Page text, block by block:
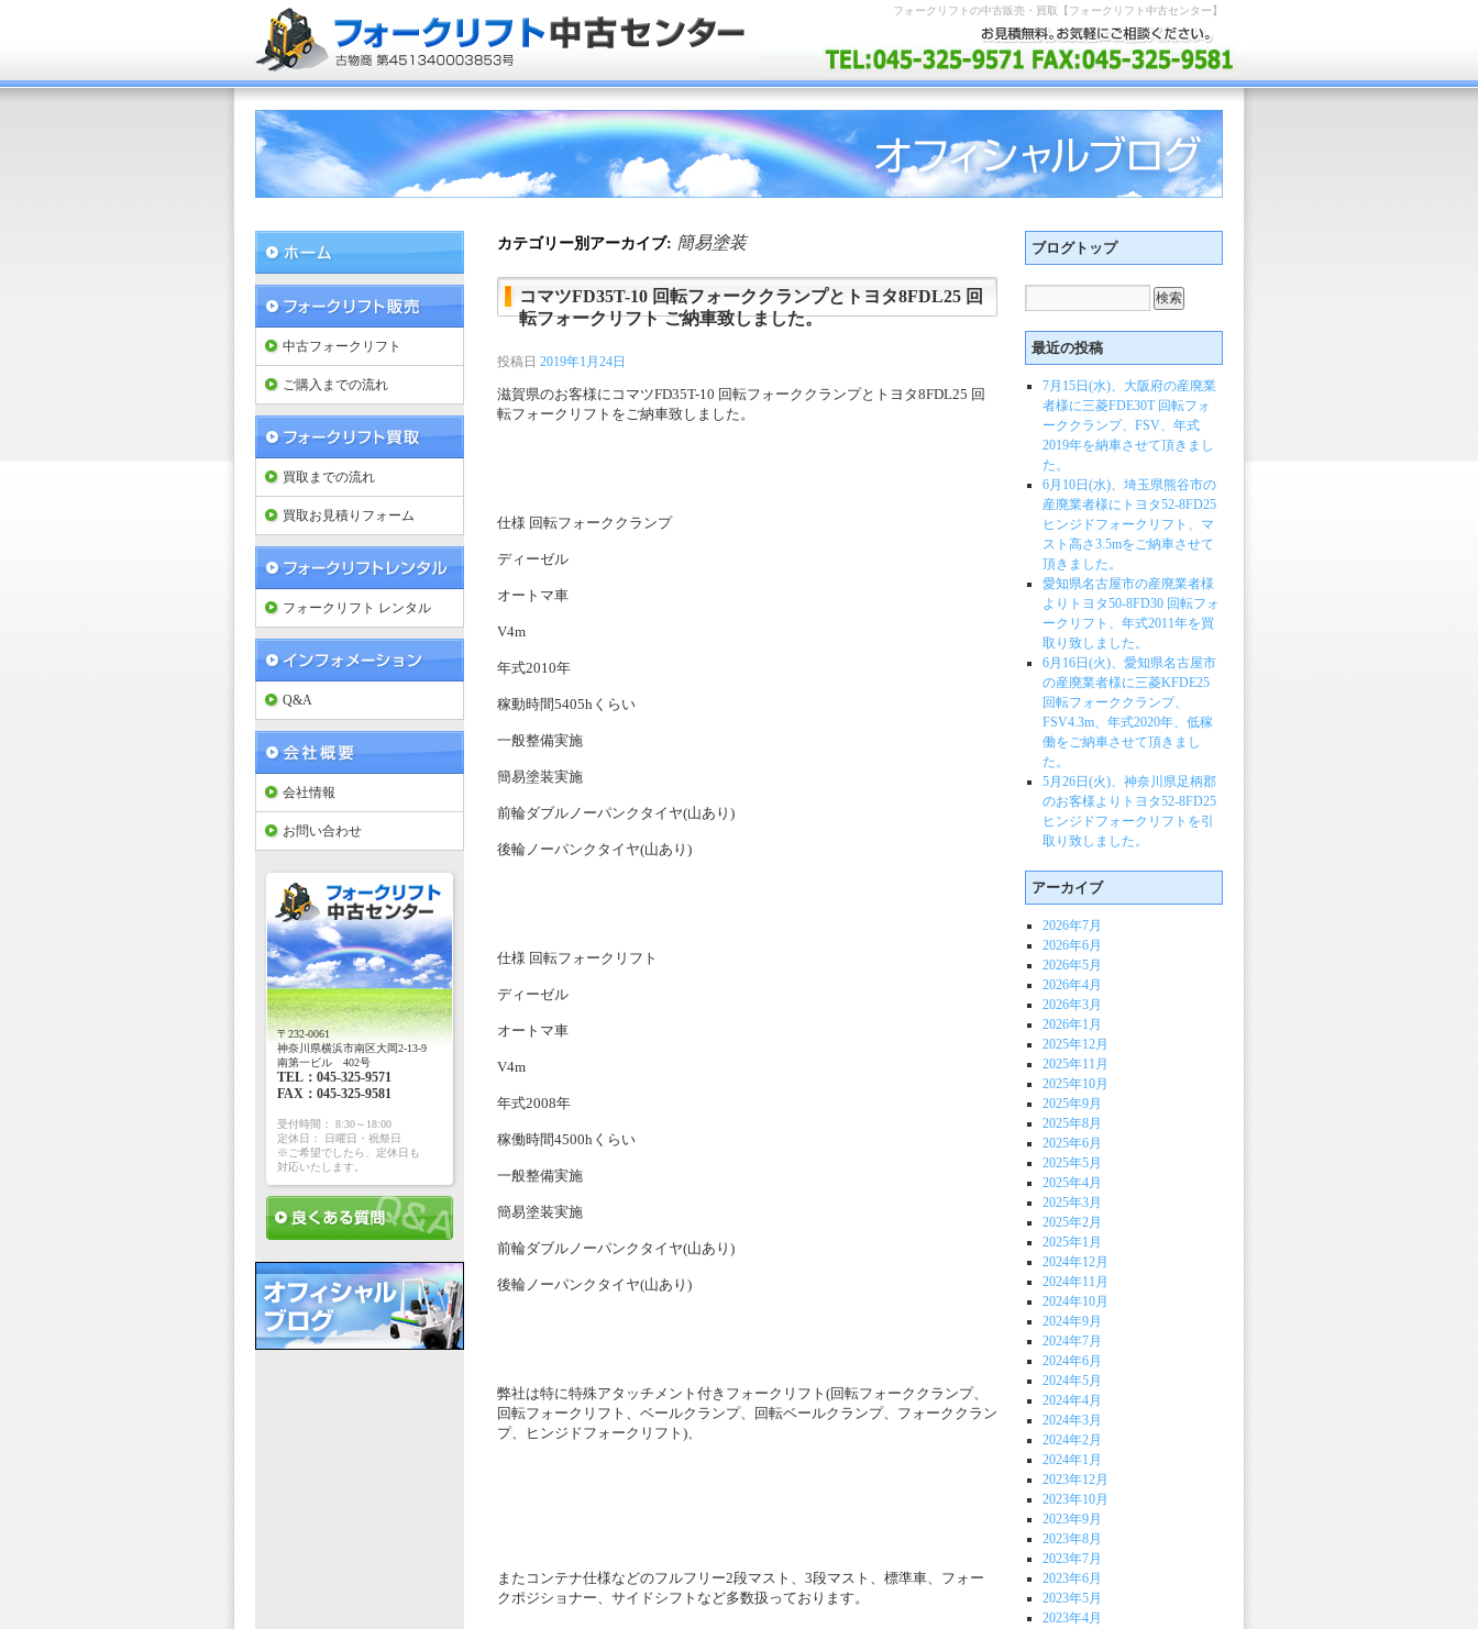
フォークリフトの中古販売・買取【フォークリフト中古センター】
中古フォークリフト
ご購入までの流れ
買取までの流れ
買取お見積りフォーム
フォークリフト レンタル
Q&A
会社情報
お問い合わせ
〒232-0061
神奈川県横浜市南区大岡2-13-9
南第一ビル 402号
TEL：045-325-9571
FAX：045-325-9581
受付時間： 8:30～18:00
定休日： 日曜日・祝祭日
※ご希望でしたら、定休日も
対応いたします。
カテゴリー別アーカイブ: 簡易塗装
コマツFD35T-10 回転フォーククランプとトヨタ8FDL25 回
転フォークリフト ご納車致しました。
投稿日 2019年1月24日
滋賀県のお客様にコマツFD35T-10 回転フォーククランプとトヨタ8FDL25 回
転フォークリフトをご納車致しました。
仕様 回転フォーククランプ
ディーゼル
オートマ車
V4m
年式2010年
稼動時間5405hくらい
一般整備実施
簡易塗装実施
前輪ダブルノーパンクタイヤ(山あり)
後輪ノーパンクタイヤ(山あり)
仕様 回転フォークリフト
ディーゼル
オートマ車
V4m
年式2008年
稼働時間4500hくらい
一般整備実施
簡易塗装実施
前輪ダブルノーパンクタイヤ(山あり)
後輪ノーパンクタイヤ(山あり)
弊社は特に特殊アタッチメント付きフォークリフト(回転フォーククランプ、
回転フォークリフト、ベールクランプ、回転ベールクランプ、フォーククラン
プ、ヒンジドフォークリフト)、
またコンテナ仕様などのフルフリー2段マスト、3段マスト、標準車、フォー
クポジショナー、サイドシフトなど多数扱っております。
ブログトップ
最近の投稿
7月15日(水)、大阪府の産廃業
者様に三菱FDE30T 回転フォ
ーククランプ、FSV、年式
2019年を納車させて頂きまし
た。
6月10日(水)、埼玉県熊谷市の
産廃業者様にトヨタ52-8FD25
ヒンジドフォークリフト、マ
スト高さ3.5mをご納車させて
頂きました。
愛知県名古屋市の産廃業者様
よりトヨタ50-8FD30 回転フォ
ークリフト、年式2011年を買
取り致しました。
6月16日(火)、愛知県名古屋市
の産廃業者様に三菱KFDE25
回転フォーククランプ、
FSV4.3m、年式2020年、低稼
働をご納車させて頂きまし
た。
5月26日(火)、神奈川県足柄郡
のお客様よりトヨタ52-8FD25
ヒンジドフォークリフトを引
取り致しました。
アーカイブ
2026年7月
2026年6月
2026年5月
2026年4月
2026年3月
2026年1月
2025年12月
2025年11月
2025年10月
2025年9月
2025年8月
2025年6月
2025年5月
2025年4月
2025年3月
2025年2月
2025年1月
2024年12月
2024年11月
2024年10月
2024年9月
2024年7月
2024年6月
2024年5月
2024年4月
2024年3月
2024年2月
2024年1月
2023年12月
2023年10月
2023年9月
2023年8月
2023年7月
2023年6月
2023年5月
2023年4月